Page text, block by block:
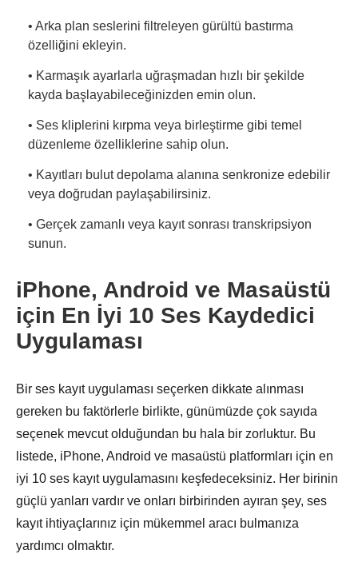
• Arka plan seslerini filtreleyen gürültü bastırma
özelliğini ekleyin.
• Karmaşık ayarlarla uğraşmadan hızlı bir şekilde
kayda başlayabileceğinizden emin olun.
• Ses kliplerini kırpma veya birleştirme gibi temel
düzenleme özelliklerine sahip olun.
• Kayıtları bulut depolama alanına senkronize edebilir
veya doğrudan paylaşabilirsiniz.
• Gerçek zamanlı veya kayıt sonrası transkripsiyon
sunun.
iPhone, Android ve Masaüstü
için En İyi 10 Ses Kaydedici
Uygulaması
Bir ses kayıt uygulaması seçerken dikkate alınması
gereken bu faktörlerle birlikte, günümüzde çok sayıda
seçenek mevcut olduğundan bu hala bir zorluktur. Bu
listede, iPhone, Android ve masaüstü platformları için en
iyi 10 ses kayıt uygulamasını keşfedeceksiniz. Her birinin
güçlü yanları vardır ve onları birbirinden ayıran şey, ses
kayıt ihtiyaçlarınız için mükemmel aracı bulmanıza
yardımcı olmaktır.